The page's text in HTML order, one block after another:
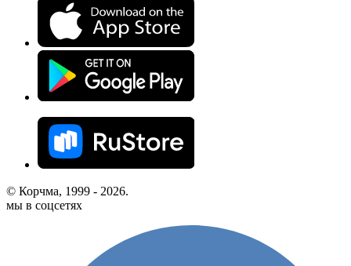
© Корчма, 1999 - 2026.
мы в соцсетях